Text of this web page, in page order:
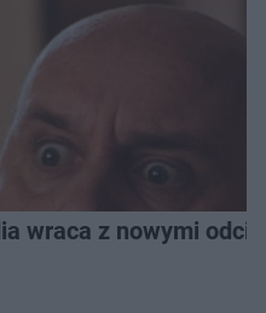
wraca z nowymi